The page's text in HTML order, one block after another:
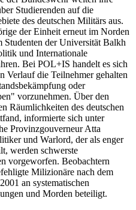
Studierenden auf die
des deutschen Militärs aus.
der Einheit erneut im Norden
Studenten der Universität Balkh
und Internationale
Bei POL+IS handelt es sich
Verlauf die Teilnehmer gehalten
oder
vorzunehmen. Über den
Räumlichkeiten des deutschen
informierte sich unter
Provinzgouverneur Atta
und Warlord, der als enger
werden schwerste
vorgeworfen. Beobachtern
Milizionäre nach dem
an systematischen
und Morden beteiligt.